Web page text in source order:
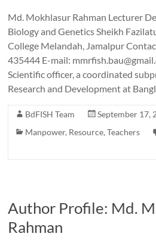
Md. Mokhlasur Rahman Lecturer
Biology and Genetics Sheikh
College Melandah, Jamalpur
435444 E-mail:
Scientific officer, a coordinated
Research and Development at
BdFISH Team
September 17,
Manpower, Resource,Teachers
Author Profile: Md.
Rahman